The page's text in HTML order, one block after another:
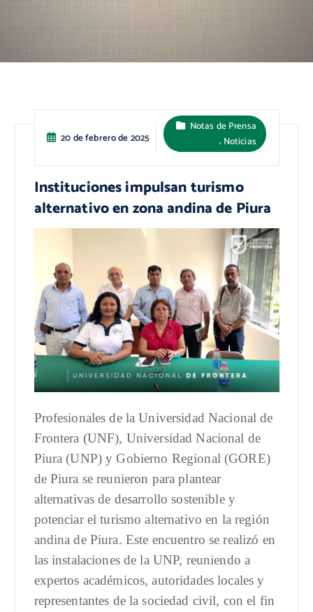
20 de febrero de 2025
Notas de Prensa
, Noticias
Instituciones impulsan turismo
alternativo en zona andina de Piura
Profesionales de la Universidad Nacional de
Frontera (UNF), Universidad Nacional de
Piura (UNP) y Gobierno Regional (GORE)
de Piura se reunieron para plantear
alternativas de desarrollo sostenible y
potenciar el turismo alternativo en la región
andina de Piura. Este encuentro se realizó en
las instalaciones de la UNP, reuniendo a
expertos académicos, autoridades locales y
representantes de la sociedad civil, con el fin